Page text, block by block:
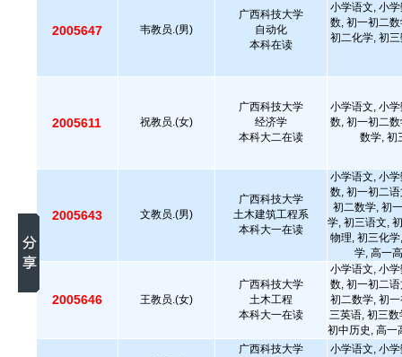
2005647 韦教员.(男)
广西科技大学
自动化
本科在读
小学语文, 小
数, 初一初二
初二化学, 初
2005611 祝教员.(女)
广西科技大学
经济学
本科大二在读
小学语文, 小
数, 初一初二
数学, 初
2005643 文教员.(男)
广西科技大学
土木建筑工程系
本科大一在读
小学语文, 小
数, 初一初二
初二数学, 初
学, 初三语文,
物理, 初三化
学, 高一
2005646 王教员.(女)
广西科技大学
土木工程
本科大一在读
小学语文, 小
数, 初一初二
初二数学, 初
三英语, 初三
初中历史, 高一
广西科技大学
小学语文, 小